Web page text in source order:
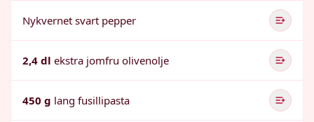
Nykvernet svart pepper
2,4 dl ekstra jomfru olivenolje
450 g lang fusillipasta